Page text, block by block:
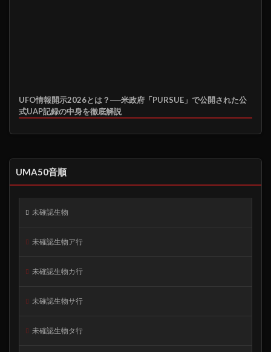
UFO情報開示2026とは？──米政府「PURSUE」で公開された公
式UAP記録の中身を徹底解説
UMA50音順
未確認生物
未確認生物ア行
未確認生物カ行
未確認生物サ行
未確認生物タ行